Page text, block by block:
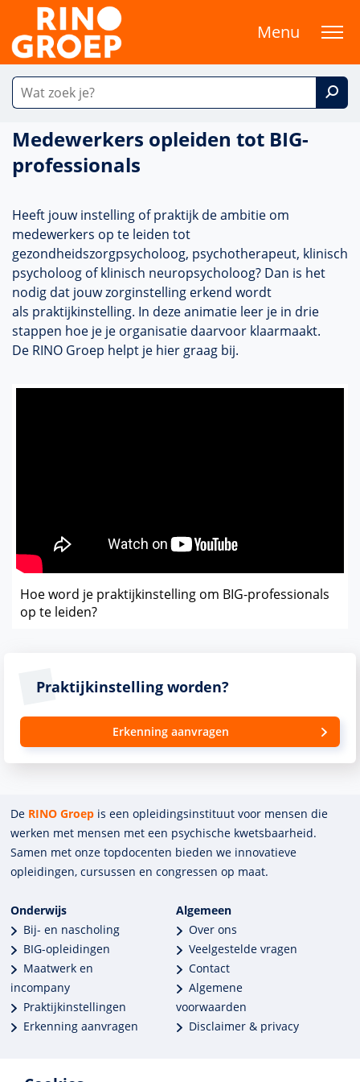
Menu
Medewerkers opleiden tot BIG-
professionals
Heeft jouw instelling of praktijk de ambitie om
medewerkers op te leiden tot
gezondheidszorgpsycholoog, psychotherapeut, klinisch
psycholoog of klinisch neuropsycholoog? Dan is het
nodig dat jouw zorginstelling erkend wordt
als praktijkinstelling. In deze animatie leer je in drie
stappen hoe je je organisatie daarvoor klaarmaakt.
De RINO Groep helpt je hier graag bij.
Hoe word je praktijkinstelling om BIG-professionals
op te leiden?
Praktijkinstelling worden?
Erkenning aanvragen
De RINO Groep is een opleidings­insti­tuut voor mensen die
werken met mensen met een psychische kwets­baar­heid.
Samen met onze top­docenten bieden we innova­tieve
opleidingen, cursussen en congres­sen op maat.
Onderwijs
Bij- en nascholing
BIG-opleidingen
Maatwerk en
incompany
Praktijkinstellingen
Erkenning aanvragen
Algemeen
Over ons
Veelgestelde vragen
Contact
Algemene
voorwaarden
Disclaimer & privacy